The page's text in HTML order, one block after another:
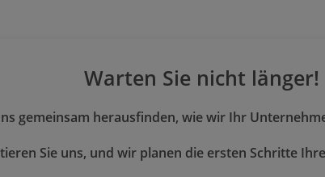
Warten Sie nicht länger!
gemeinsam herausfinden, wie wir Ihr
Sie uns, und wir planen die ersten Schritte